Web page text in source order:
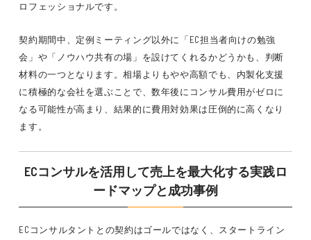
ロフェッショナルです。
契約期間中、定例ミーティング以外に「EC担当者向けの勉強
会」や「ノウハウ共有の場」を設けてくれるかどうかも、判断
材料の一つとなります。相場よりもやや高額でも、内製化支援
に積極的な会社を選ぶことで、数年後にコンサル費用がゼロに
なる可能性が高まり、結果的に費用対効果は圧倒的に高くなり
ます。
ECコンサルを活用して売上を最大化する実践ロ
ードマップと成功事例
ECコンサルタントとの契約はゴールではなく、スタートライン